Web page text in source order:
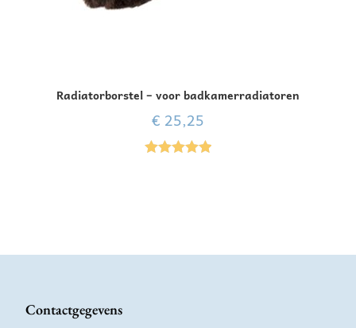
Radiatorborstel – voor badkamerradiatoren
€ 25,25
Contactgegevens